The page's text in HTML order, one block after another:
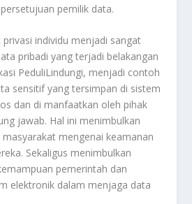
pemilik data.
individu menjadi sangat
pribadi yang terjadi belakangan
PeduliLindungi, menjadi contoh
sensitif yang tersimpan di sistem
dan di manfaatkan oleh pihak
jawab. Hal ini menimbulkan
mengenai keamanan
Sekaligus menimbulkan
pemerintah dan
elektronik dalam menjaga data